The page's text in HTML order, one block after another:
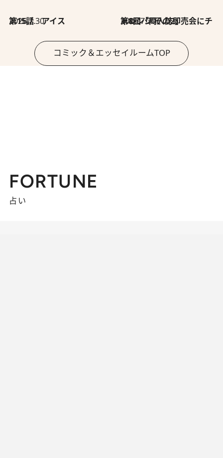
2026.7.30
第15話 アイス 2026.7.30
第8回「同人誌即売会にチャレンジ その2」
コミック＆エッセイルームTOP
FORTUNE
占い